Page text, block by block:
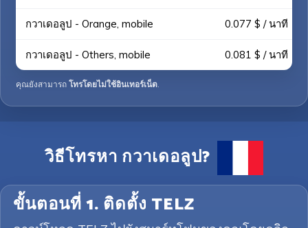
กวาเดอลูป - Orange, mobile 0.077 $ / นาที
กวาเดอลูป - Others, mobile 0.081 $ / นาที
คุณยังสามารถ โทรโดยไม่ใช้อินเทอร์เน็ต.
วิธีโทรหา กวาเดอลูป?
ขั้นตอนที่ 1. ติดตั้ง TELZ